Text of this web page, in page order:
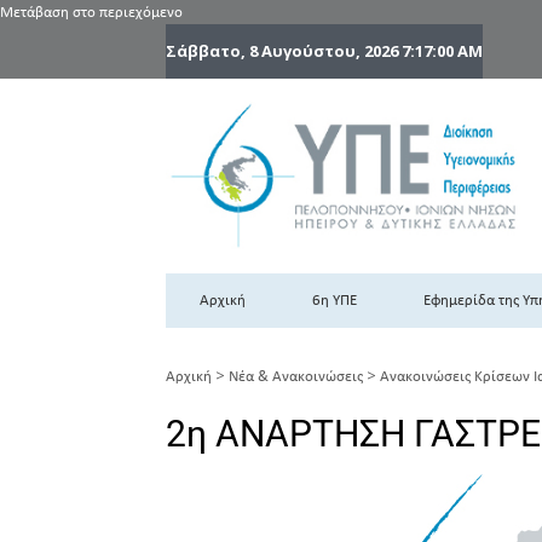
Μετάβαση στο περιεχόμενο
Σάββατο, 8 Αυγούστου, 20267:17:01 AM
Αρχική 6η ΥΠΕ Εφημερίδα της
Αρχική > Νέα & Ανακοινώσεις > Ανακοινώσεις Κρίσεων
2η ΑΝΑΡΤΗΣΗ